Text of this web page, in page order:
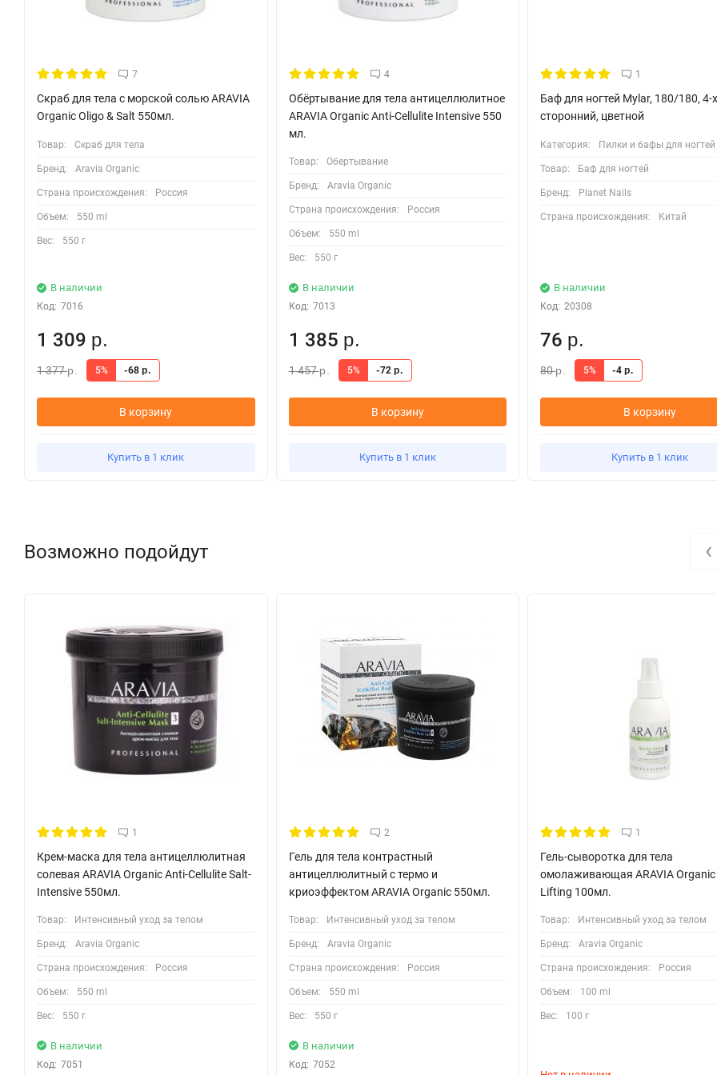
7
Скраб для тела с морской солью ARAVIA
Organic Oligo & Salt 550мл.
Товар: Скраб для тела
Бренд: Aravia Organic
Страна происхождения: Россия
Объем: 550 ml
Вес: 550 г
В наличии
Код: 7016
1 309 р.
1 377р. 5% -68 р.
В корзину
Купить в 1 клик
4
Обёртывание для тела антицеллюлитное
ARAVIA Organic Anti-Cellulite Intensive 550
мл.
Товар: Обертывание
Бренд: Aravia Organic
Страна происхождения: Россия
Объем: 550 ml
Вес: 550 г
В наличии
Код: 7013
1 385 р.
1 457р. 5% -72 р.
В корзину
Купить в 1 клик
1
Баф для ногтей Mylar, 180/180, 4-х
сторонний, цветной
Категория: Пилки и бафы для ногтей
Товар: Баф для ногтей
Бренд: Planet Nails
Страна происхождения: Китай
В наличии
Код: 20308
76 р.
80р. 5% -4 р.
В корзину
Купить в 1 клик
Возможно подойдут
1
Крем-маска для тела антицеллюлитная
солевая ARAVIA Organic Anti-Cellulite Salt-
Intensive 550мл.
Товар: Интенсивный уход за телом
Бренд: Aravia Organic
Страна происхождения: Россия
Объем: 550 ml
Вес: 550 г
В наличии
Код: 7051
2
Гель для тела контрастный
антицеллюлитный с термо и
криоэффектом ARAVIA Organic 550мл.
Товар: Интенсивный уход за телом
Бренд: Aravia Organic
Страна происхождения: Россия
Объем: 550 ml
Вес: 550 г
В наличии
Код: 7052
1
Гель-сыворотка для тела
омолаживающая ARAVIA Organic
Lifting 100мл.
Товар: Интенсивный уход за телом
Бренд: Aravia Organic
Страна происхождения: Россия
Объем: 100 ml
Вес: 100 г
‹